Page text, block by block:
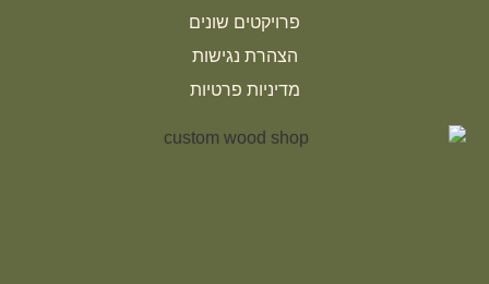
פרויקטים שונים
הצהרת נגישות
מדיניות פרטיות